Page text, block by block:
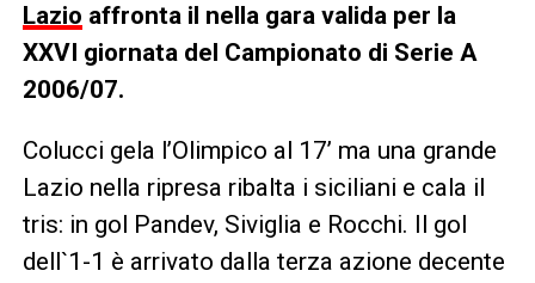
Lazio affronta il nella gara valida per la
XXVI giornata del Campionato di Serie A
2006/07.
Colucci gela l’Olimpico al 17’ ma una grande
Lazio nella ripresa ribalta i siciliani e cala il
tris: in gol Pandev, Siviglia e Rocchi. Il gol
dell`1-1 è arrivato dalla terza azione decente